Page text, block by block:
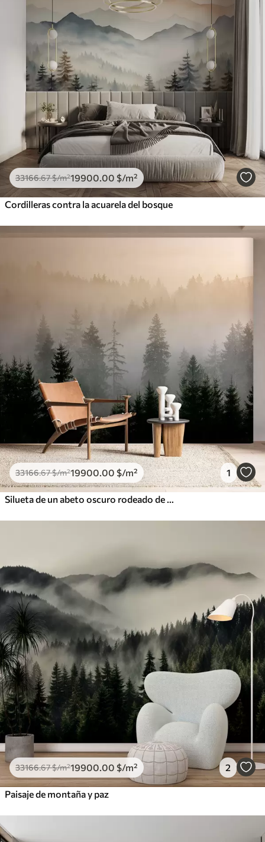
33166.67$/m²19900 .00 $/m²
Cordilleras contra la acuarela del bosque
33166.67$/m²19900 .00 $/m² 1
33166.67$/m²19900 .00 $/m² 2
Paisaje de montaña y paz